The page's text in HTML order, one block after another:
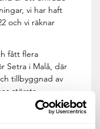
vi har haft
och vi räknar
fått flera
Setra i Malå, där
tillbyggnad av
största